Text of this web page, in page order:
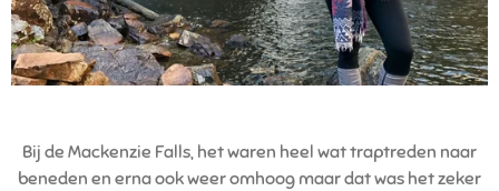
Bij de Mackenzie Falls, het waren heel wat traptreden naar
beneden en erna ook weer omhoog maar dat was het zeker